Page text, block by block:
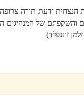
ודעת תורה צרופה
והשקפתם של
זוננפלד)